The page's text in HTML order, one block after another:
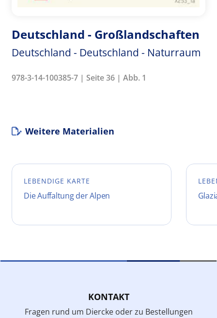
Deutschland - Großlandschaften
Deutschland - Deutschland - Naturraum
978-3-14-100385-7 | Seite 36 | Abb. 1
Weitere Materialien
LEBENDIGE KARTE
Die Auffaltung der Alpen
KONTAKT
Fragen rund um Diercke oder zu Bestellungen